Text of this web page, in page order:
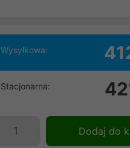
Wysyłkowa:
Stacjonarna:
Dodaj do